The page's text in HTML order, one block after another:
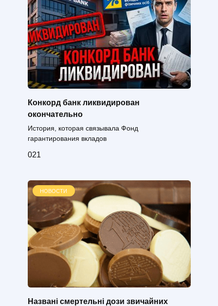
Конкорд банк ликвидирован
окончательно
История, которая связывала Фонд
гарантирования вкладов
021
НОВОСТИ
Названі смертельні дози звичайних